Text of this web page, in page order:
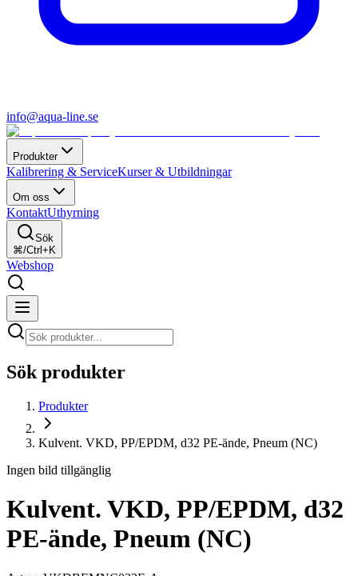
info@aqua-line.se
Produkter
Kalibrering & ServiceKurser & Utbildningar
Om oss
KontaktUthyrning
Sök
⌘/Ctrl+K
Webshop
Sök produkter
Produkter
Kulvent. VKD, PP/EPDM, d32 PE-ände, Pneum (NC)
Ingen bild tillgänglig
Kulvent. VKD, PP/EPDM, d32
PE-ände, Pneum (NC)